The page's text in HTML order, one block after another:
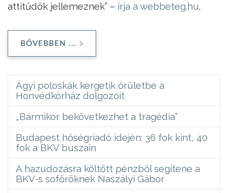
attitűdök jellemeznek” – írja a webbeteg.hu.
BŐVEBBEN ...
Ágyi poloskák kergetik őrületbe a
Honvédkórház dolgozóit
„Bármikor bekövetkezhet a tragédia”
Budapest hőségriadó idején: 36 fok kint, 40
fok a BKV buszain
A hazudozásra költött pénzből segítene a
BKV-s sofőröknek Naszályi Gábor